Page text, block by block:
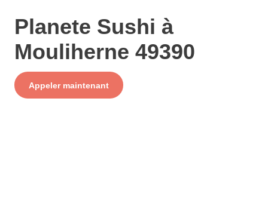
Planete Sushi à
Mouliherne 49390
Appeler maintenant
Service
+ prix appel